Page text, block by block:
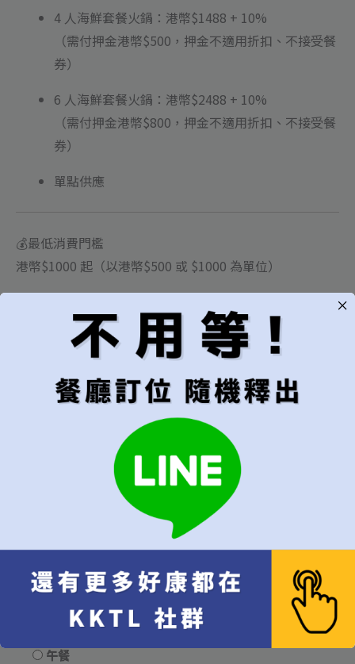
4 人海鮮套餐火鍋：港幣$1488 + 10%
（需付押金港幣$500，押金不適用折扣、不接受餐
券）
6 人海鮮套餐火鍋：港幣$2488 + 10%
（需付押金港幣$800，押金不適用折扣、不接受餐
券）
單點供應
💰最低消費門檻
港幣$1000 起（以港幣$500 或 $1000 為單位）
當天詢問可能無折扣額度，請至少提前幾天預約！
首選用餐日期 第一優先的訂位日期
建議"當週"以上較易成功訂位
只接受指定日期
隨機（建議）
午餐